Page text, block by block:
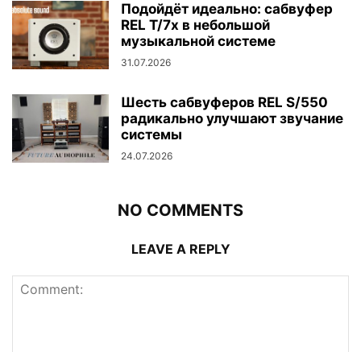
Подойдёт идеально: сабвуфер
REL T/7x в небольшой
музыкальной системе
31.07.2026
Шесть сабвуферов REL S/550
радикально улучшают звучание
системы
24.07.2026
NO COMMENTS
LEAVE A REPLY